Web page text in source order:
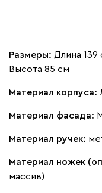
Размеры: Длина 139
Высота 85 см
Материал корпуса:
Материал фасада:
Материал ручек:
Материал ножек
массив)